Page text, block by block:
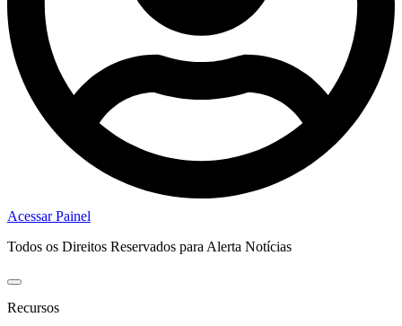
Acessar Painel
Todos os Direitos Reservados para Alerta Notícias
Recursos